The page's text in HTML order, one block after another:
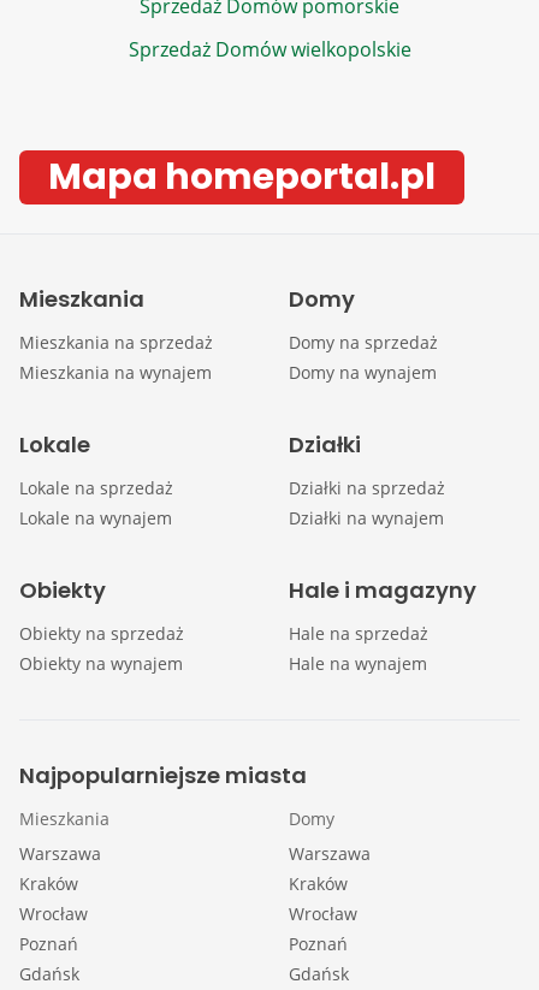
Sprzedaż Domów pomorskie
Sprzedaż Domów wielkopolskie
Mapa homeportal.pl
Mieszkania
Mieszkania na sprzedaż
Mieszkania na wynajem
Domy
Domy na sprzedaż
Domy na wynajem
Lokale
Lokale na sprzedaż
Lokale na wynajem
Działki
Działki na sprzedaż
Działki na wynajem
Obiekty
Obiekty na sprzedaż
Obiekty na wynajem
Hale i magazyny
Hale na sprzedaż
Hale na wynajem
Najpopularniejsze miasta
Mieszkania
Warszawa
Kraków
Wrocław
Poznań
Gdańsk
Domy
Warszawa
Kraków
Wrocław
Poznań
Gdańsk